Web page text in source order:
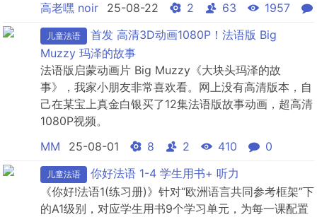
高老嘿 noir
25-08-22 2 63 1957
儿童法语
首发 高清3D动画1080P！法语版 Big
Muzzy 玛泽的故事
法语版启蒙动画片 Big Muzzy《大块头玛泽的故
事》，我家小朋友非常喜欢看。网上没有高清版本，自
己在某宝上真金白银买了12集法语版故事动画，超高清
1080P视频。
MM
25-08-01 8 2 410 0
儿童法语
你好法语 1-4 学生用书+ 听力
《你好!法语1(练习册)》针对“欧洲语言共同参考框架”下
的A1级别，对应学生用书9个学习单元，为每一课配置